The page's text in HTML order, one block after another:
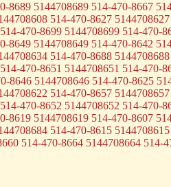
8689 5144708689 514-470-8667
514-470-8627
470-8699 5144708699 514-470-
8649 5144708649 514-470-8642
514-470-8688
470-8651 5144708651 514-470-
5144708646 514-470-8625
514-470-8657
470-8652 5144708652 514-470-
8619 5144708619 514-470-8607
514-470-8615
514-470-8664 5144708664 514-